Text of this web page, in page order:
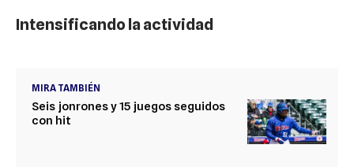
Intensificando la actividad
MIRA TAMBIÉN
Seis jonrones y 15 juegos seguidos
con hit